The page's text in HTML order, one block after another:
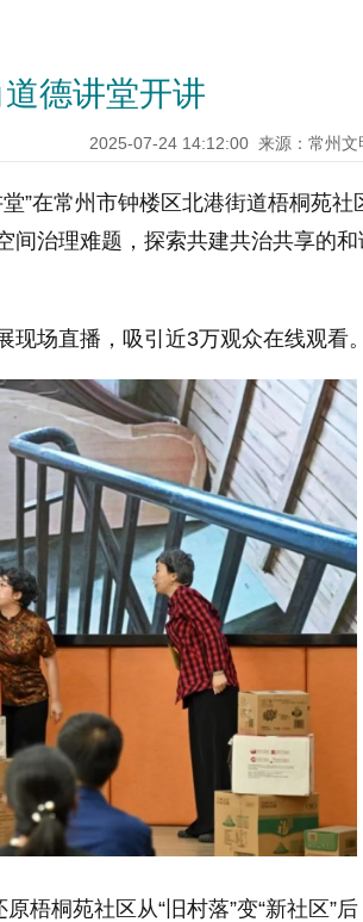
道德讲堂开讲
2025-07-24 14:12:00 来源：常州文
”在常州市钟楼区北港街道梧桐苑社
间治理难题，探索共建共治共享的和
场直播，吸引近3万观众在线观看。
梧桐苑社区从“旧村落”变“新社区”